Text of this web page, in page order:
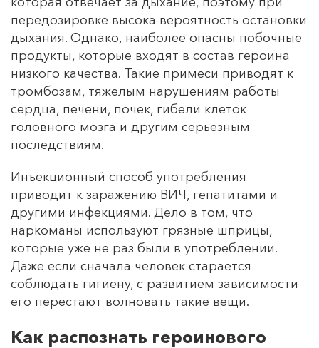
передозировке высока вероятность остановки
дыхания. Однако, наиболее опасны побочные
продукты, которые входят в состав героина
низкого качества. Такие примеси приводят к
тромбозам, тяжелым нарушениям работы
сердца, печени, почек, гибели клеток
головного мозга и другим серьезным
последствиям.
Инъекционный способ употребления
приводит к заражению ВИЧ, гепатитами и
другими инфекциями. Дело в том, что
наркоманы используют грязные шприцы,
которые уже не раз были в употреблении.
Даже если сначала человек старается
соблюдать гигиену, с развитием зависимости
его перестают волновать такие вещи.
Как распознать героинового